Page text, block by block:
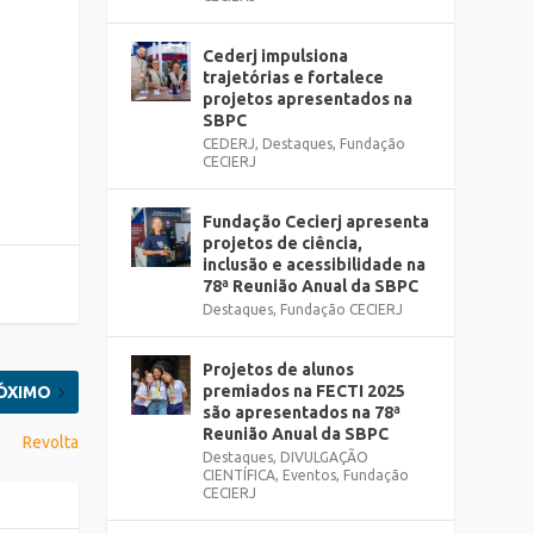
Revolta
Cederj impulsiona
trajetórias e fortalece
projetos apresentados na
SBPC
CEDERJ, Destaques, Fundação
CECIERJ
Fundação Cecierj apresenta
projetos de ciência,
inclusão e acessibilidade na
78ª Reunião Anual da SBPC
Destaques, Fundação CECIERJ
Projetos de alunos
premiados na FECTI 2025
são apresentados na 78ª
Reunião Anual da SBPC
Destaques, DIVULGAÇÃO
CIENTÍFICA, Eventos, Fundação
CECIERJ